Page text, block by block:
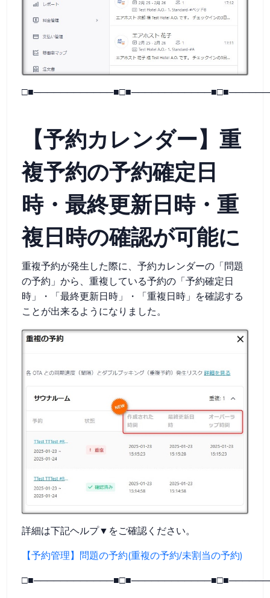
【予約カレンダー】重
複予約の予約確定日
時・最終更新日時・重
複日時の確認が可能に
重複予約が発生した際に、予約カレンダーの「問題
の予約」から、重複している予約の「予約確定日
時」・「最終更新日時」・「重複日時」を確認する
ことが出来るようになりました。
詳細は下記ヘルプ▼をご確認ください。
【予約管理】問題の予約(重複の予約/未割当の予約)